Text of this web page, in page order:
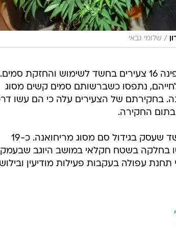
/ שלומי גבאי
במקרה נוסף הלילה, עיכבו כוחות משטרה בראש פינה 16 צעירים בחשד לשימוש והחזקת סמים.
כולם תושבי מרכז הארץ בשנות ה-20 לחייהם, נתפסו כשברשותם סמים קשים מסוג
בחקירתם של הצעירים עלה כי הם עשו
החקירה.
לפני כחודש, נעצר עובד זר בשנות ה-30 לחייו בחשד שעסק בגידול סם מסוג מריחואנה. כ-19
בחלקה בשטח חקלאי במושב היוגב שבעמק
עפולה בעקבות פעילות מודיעין